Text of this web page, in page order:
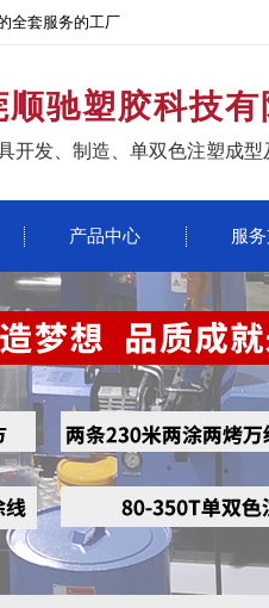
全套服务的工厂
顺驰塑胶科技
开发、制造、单双色注塑成
产品中心 服